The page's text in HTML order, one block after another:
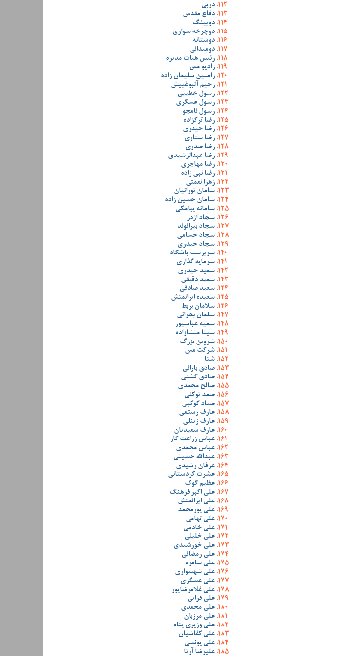
دربی
دفاع مقدس
دوپینگ
دوچرخه سواری
دوستانه
دومیدانی
رئیس هیات مدیره
رادیو مس
رامتین سلیمان زاده
رحیم آلبوغبیش
رسول خطیبی
رسول عسگری
رسول نامجو
رضا ترکزاده
رضا حیدری
رضا ستاری
رضا صدری
رضا عبدالرشیدی
رضا مهاجری
رضا نبی زاده
زهرا نعمتی
سامان تورانیان
سامان حسین زاده
سامانه پیامکی
سجاد اژدر
سجاد بیرانوند
سجاد حسامی
سجاد حیدری
سرپرست باشگاه
سرمایه گذاری
سعید حیدری
سعید دقیقی
سعید صادقی
سعیده ایرانمنش
سلامان بربط
سلمان بحرانی
سمیه عباسپور
سینا منشازاده
شروین بزرگ
شرکت مس
شنا
صادق بارانی
صادق گشنی
صالح محمدی
صمد توکلی
صیاد کوکبی
عارف رستمی
عارف زینلی
عارف سعیدیان
عباس زراعت کار
عباس محمدی
عبدالله حسینی
عرفان رشیدی
عشرت کردستانی
عظیم گوک
علی اکبر فرهنگ
علی ایرانمنش
علی پورمحمد
علی تهامی
علی خادمی
علی خلیلی
علی خورشیدی
علی رمضانی
علی سامره
علی شهسواری
علی عسگری
علی غلامرضاپور
علی قرایی
علی محمدی
علی مرزبان
علی وزیری پناه
علی کفاشیان
علی یونسی
علیرضا آرتا